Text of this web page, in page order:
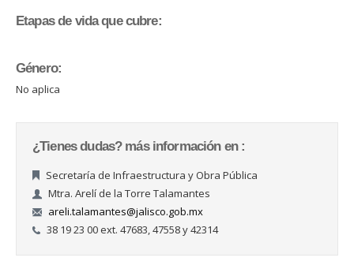
Etapas de vida que cubre:
Género:
No aplica
¿Tienes dudas? más información en :
Secretaría de Infraestructura y Obra Pública
Mtra. Arelí de la Torre Talamantes
areli.talamantes@jalisco.gob.mx
38 19 23 00 ext. 47683, 47558 y 42314